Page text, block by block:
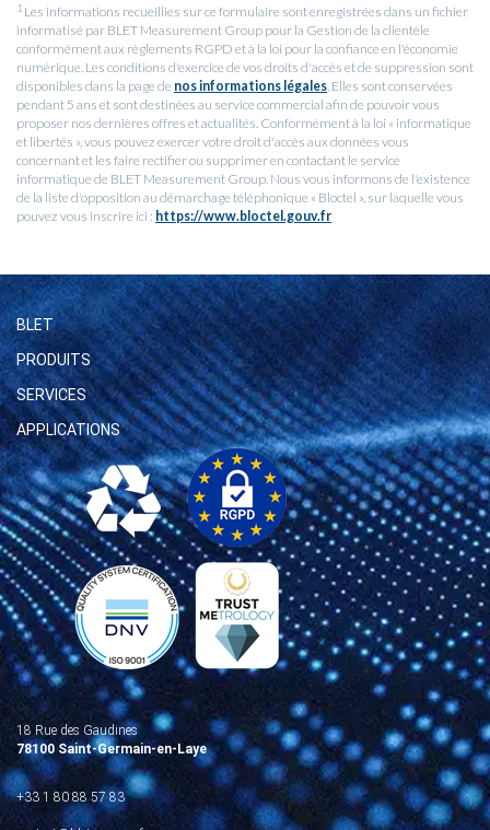
1 Les informations recueillies sur ce formulaire sont enregistrées dans un fichier
informatisé par BLET Measurement Group pour la Gestion de la clientèle
conformément aux règlements RGPD et à la loi pour la confiance en l'économie
numérique. Les conditions d'exercice de vos droits d'accès et de suppression sont
disponibles dans la page de nos informations légales. Elles sont conservées
pendant 5 ans et sont destinées au service commercial afin de pouvoir vous
proposer nos dernières offres et actualités. Conformément à la loi « informatique
et libertés », vous pouvez exercer votre droit d'accès aux données vous
concernant et les faire rectifier ou supprimer en contactant le service
informatique de BLET Measurement Group. Nous vous informons de l'existence
de la liste d'opposition au démarchage téléphonique « Bloctel », sur laquelle vous
pouvez vous inscrire ici : https://www.bloctel.gouv.fr
BLET
PRODUITS
SERVICES
APPLICATIONS
18 Rue des Gaudines
78100 Saint-Germain-en-Laye
+33 1 80 88 57 83